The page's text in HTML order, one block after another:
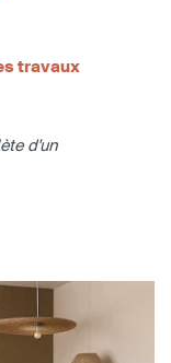
travaux
d'un